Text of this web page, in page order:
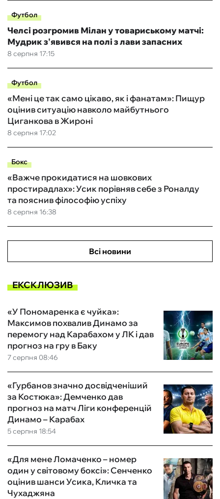
Футбол
8 серпня 17:15
Челсі розгромив Мілан у товариському матчі:
Мудрик з'явився на полі з лави запасних
Футбол
8 серпня 17:02
«Мені це так само цікаво, як і фанатам»: Пищур
оцінив ситуацію навколо майбутнього
Циганкова в Жироні
Бокс
8 серпня 16:38
«Важче прокидатися на шовкових
простирадлах»: Усик порівняв себе з Роналду
та пояснив філософію успіху
Всі новини
ЕКСКЛЮЗИВ
7 серпня 08:46
«У Пономаренка є чуйка»:
Максимов похвалив Динамо за
перемогу над Карабахом у ЛК і дав
прогноз на гру в Баку
5 серпня 18:54
«Гурбанов значно досвідченіший
за Костюка»: Демченко дав
прогноз на матч Ліги конференцій
Динамо – Карабах
«Для мене Ломаченко – номер
один у світовому боксі»: Сенченко
оцінив шанси Усика, Кличка та
Чухаджяна